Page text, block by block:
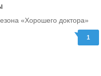
«Хорошего доктора»
1